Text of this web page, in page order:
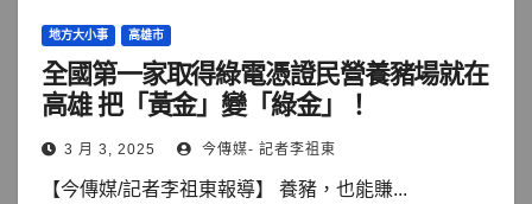
地方大小事 高雄市
全國第一家取得綠電憑證民營養豬場就在
高雄 把「黃金」變「綠金」！
3 月 3, 2025 今傳媒- 記者李祖東
【今傳媒/記者李祖東報導】 養豬，也能賺...